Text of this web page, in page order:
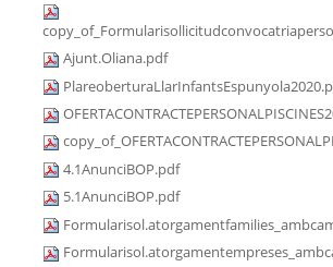
Ajunt.Oliana.pdf
4.1AnunciBOP.pdf
5.1AnunciBOP.pdf